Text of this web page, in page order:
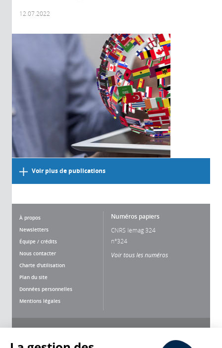
12.07.2022
Voir plus de publications
À propos
Newsletters
Équipe / crédits
Nous contacter
Charte d'utilisation
Plan du site
Données personnelles
Mentions légales
Numéros papiers
CNRS lemag 324
n°324
Voir tous les numéros